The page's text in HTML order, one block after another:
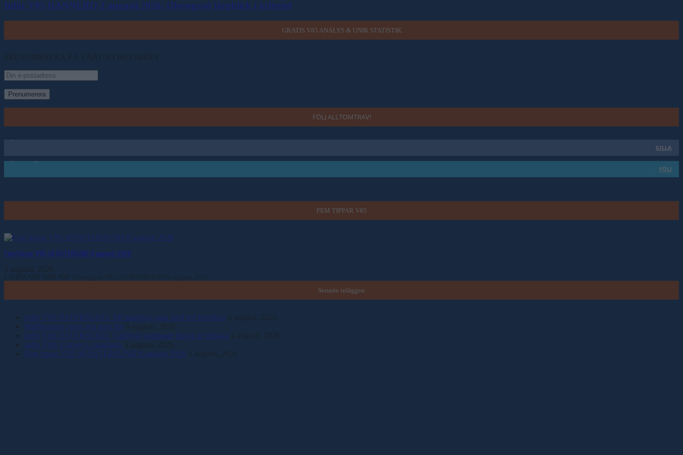
Inför V85 DANNERO 2 augusti 2026: Obesegrad färgklick i kriteriet
GRATIS V85 ANALYS & UNIK STATISTIK
PRENUMERERA PÅ VÅRT NYHETSBREV!
FÖLJ ALLTOMTRAV!
GILLA
FÖLJ
FEM TIPPAR V85
Fem tippar V85 till ÖSTERSUND 8 augusti 2026
3 augusti, 2026
LADDA NER SOM PDF: Fem tippar V85 till ÖSTERSUND 8 augusti 2026
Senaste inläggen
Inför V85 ÖSTERSUND: Till mammas gata med två formkort 6 augusti, 2026
Majblomster vann och kom lös 6 augusti, 2026
Inför V85 ÖSTERSUND: Världens snabbaste hingst är tillbaka 4 augusti, 2026
Inför V86: Cruiser i comeback
3 augusti, 2026
Fem tippar V85 till ÖSTERSUND 8 augusti 2026
3 augusti, 2026